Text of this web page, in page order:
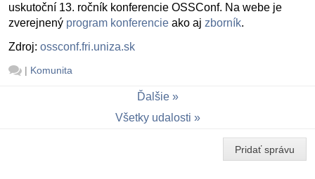
uskutoční 13. ročník konferencie OSSConf. Na webe je
zverejnený program konferencie ako aj zborník.
Zdroj: ossconf.fri.uniza.sk
| Komunita
Ďalšie
Všetky udalosti
Pridať správu